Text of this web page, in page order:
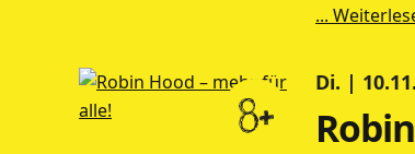
...
8+
Di. |